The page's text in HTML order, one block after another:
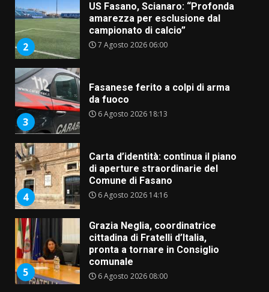
2
US Fasano, Scianaro: “Profonda
amarezza per esclusione dal
campionato di calcio”
7 Agosto 2026 06:00
3
Fasanese ferito a colpi di arma
da fuoco
6 Agosto 2026 18:13
4
Carta d’identità: continua il piano
di aperture straordinarie del
Comune di Fasano
6 Agosto 2026 14:16
5
Grazia Neglia, coordinatrice
cittadina di Fratelli d’Italia,
pronta a tornare in Consiglio
comunale
6 Agosto 2026 08:00